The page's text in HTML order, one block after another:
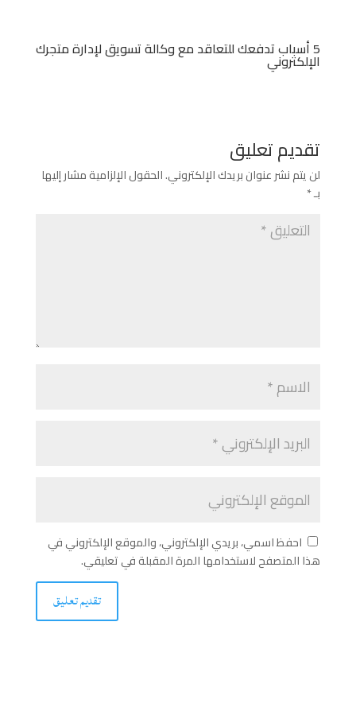
5 أسباب تدفعك للتعاقد مع وكالة تسويق لإدارة متجرك
الإلكتروني
تقديم تعليق
لن يتم نشر عنوان بريدك الإلكتروني.الحقول الإلزامية مشار إليها
بـ*
احفظ اسمي، بريدي الإلكتروني، والموقع الإلكتروني في
هذا المتصفح لاستخدامها المرة المقبلة في تعليقي.